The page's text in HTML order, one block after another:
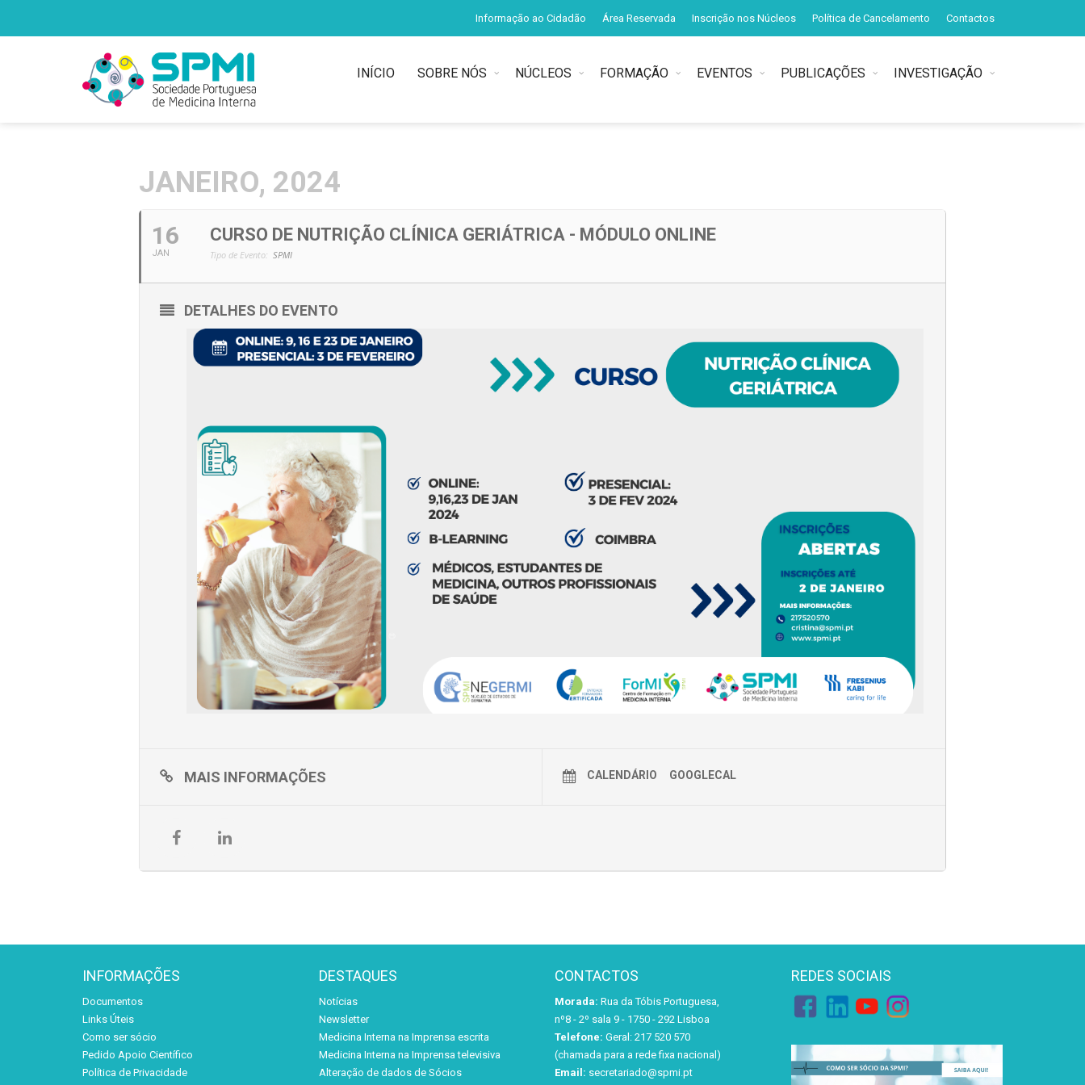
Informação ao Cidadão Área Reservada Inscrição nos Núcleos Política de Cancelamento Contactos
INÍCIO SOBRE NÓS NÚCLEOS FORMAÇÃO EVENTOS PUBLICAÇÕES INVESTIGAÇÃO
JANEIRO, 2024
16
JAN
CURSO DE NUTRIÇÃO CLÍNICA GERIÁTRICA - MÓDULO ONLINE
Tipo de Evento: SPMI
DETALHES DO EVENTO
MAIS INFORMAÇÕES CALENDÁRIO GOOGLECAL
INFORMAÇÕES
Documentos
Links Úteis
Como ser sócio
Pedido Apoio Científico
Política de Privacidade
DESTAQUES
Notícias
Newsletter
Medicina Interna na Imprensa escrita
Medicina Interna na Imprensa televisiva
Alteração de dados de Sócios
CONTACTOS
Morada: Rua da Tóbis Portuguesa,
nº8 - 2º sala 9 - 1750 - 292 Lisboa
Telefone: Geral: 217 520 570
(chamada para a rede fixa nacional)
Email: secretariado@spmi.pt
REDES SOCIAIS